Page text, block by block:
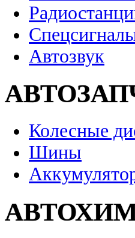
Автозвук
Колесные
Шины